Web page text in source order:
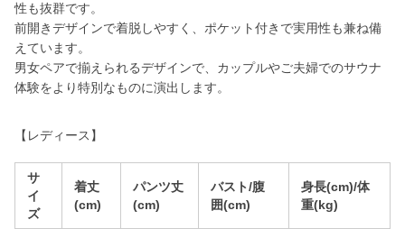
性も抜群です。
前開きデザインで着脱しやすく、ポケット付きで実用性も兼ね備
えています。
男女ペアで揃えられるデザインで、カップルやご夫婦でのサウナ
体験をより特別なものに演出します。
【レディース】
サ
イ
ズ
着丈
(cm)
パンツ丈
(cm)
バスト/腹
囲(cm)
身長(cm)/体
重(kg)